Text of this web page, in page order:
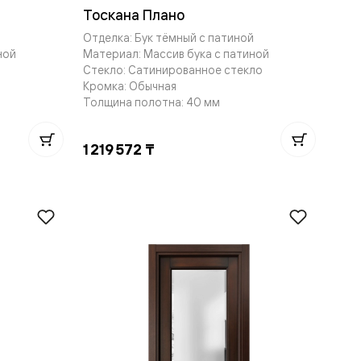
Тоскана Плано
Отделка: Бук тёмный с патиной
Материал: Массив бука с патиной
Стекло: Сатинированное стекло
Кромка: Обычная
Толщина полотна: 40 мм
1 219 572 ₸